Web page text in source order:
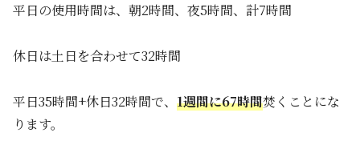
平日の使用時間は、朝2時間、夜5時間、計7時間
休日は土日を合わせて32時間
平日35時間+休日32時間で、 1週間に67時間焚くことにな
ります。